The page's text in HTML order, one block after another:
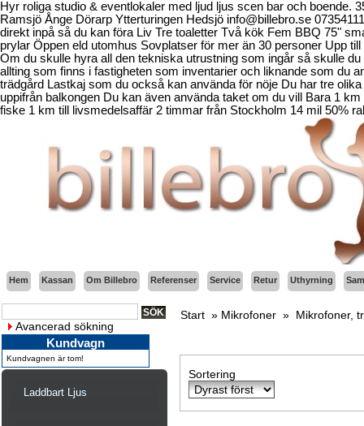
Hyr roliga studio & eventlokaler med ljud ljus scen bar och
Ramsjö Ånge Dörarp Ytterturingen Hedsjö info@billebro.se
direkt inpå så du kan föra Liv Tre toaletter Två kök Fem BBQ 75"
prylar Öppen eld utomhus Sovplatser för mer än 30 personer Upp
Om du skulle hyra all den tekniska utrustning som ingår så skulle
allting som finns i fastigheten som inventarier och liknande som du
trädgård Lastkaj som du också kan använda för nöje Du har tre
uppifrån balkongen Du kan även använda taket om du vill Bara 1
fiske 1 km till livsmedelsaffär 2 timmar från Stockholm 14 mil 50%
Hem Kassan Om Billebro Referenser Service Retur Uthyrning
Avancerad sökning
Kundvagn
Kundvagnen är tom!
Laddbart Ljus
Start » Mikrofoner » Mikrofoner,
Sortering